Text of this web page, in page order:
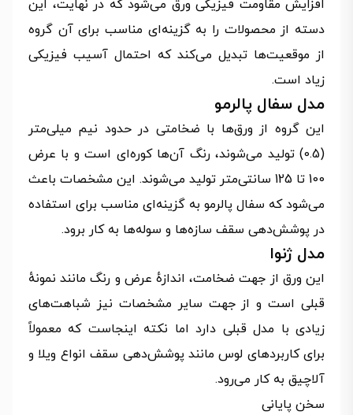
افزایش مقاومت فیزیکی ورق می‌شود که در نهایت، این
دسته از محصولات را به گزینه‌ای مناسب برای آن گروه
از موقعیت‌ها تبدیل می‌کند که احتمال آسیب فیزیکی
زیاد است.
مدل سفال پالرمو
این گروه از ورق‌ها با ضخامتی در حدود نیم میلی‌متر
(0.5) تولید می‌شوند، رنگ آن‌ها کوره‌ای است و با عرض
100 تا 125 سانتی‌متر تولید می‌شوند. این مشخصات باعث
می‌شود که سفال پالرمو به گزینه‌ای مناسب برای استفاده
در پوشش‌دهی سقف سازه‌ها و سوله‌ها به کار برود.
مدل ژنوا
این ورق از جهت ضخامت، اندازهٔ عرض و رنگ مانند نمونهٔ
قبلی است و از جهت سایر مشخصات نیز شباهت‌های
زیادی با مدل قبلی دارد اما نکته اینجاست که معمولاً
برای کاربردهای لوس مانند پوشش‌دهی سقف انواع ویلا و
آلاچیق به کار می‌رود.
سخن پایانی